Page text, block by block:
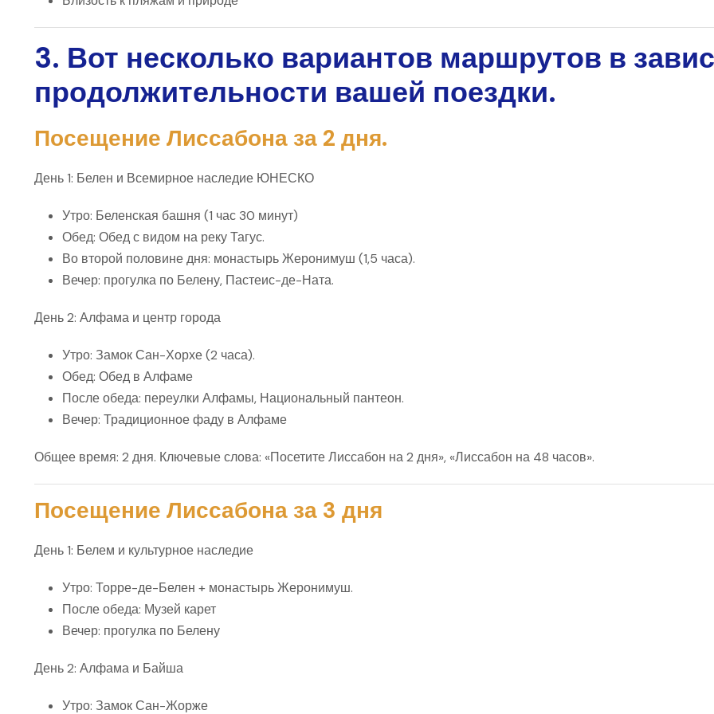
3. Вот несколько вариантов маршрутов в
продолжительности вашей поездки.
Посещение Лиссабона за 2 дня.
День 1: Белен и Всемирное наследие ЮНЕСКО
Утро: Беленская башня (1 час 30 минут)
Обед: Обед с видом на реку Тагус.
Во второй половине дня: монастырь Жеронимуш (1,5 часа).
Вечер: прогулка по Белену, Пастеис-де-Ната.
День 2: Алфама и центр города
Утро: Замок Сан-Хорхе(2 часа).
Обед: Обед в Алфаме
После обеда: переулки Алфамы, Национальный пантеон.
Вечер: Традиционное фаду в Алфаме
Общее время: 2 дня. Ключевые слова: «Посетите Лиссабон на 2 дня», «Лиссабон на 48 часов».
Посещение Лиссабона за 3 дня
День 1: Белем и культурное наследие
Утро: Торре-де-Белен + монастырь Жеронимуш.
После обеда: Музей карет
Вечер: прогулка по Белену
День 2: Алфама и Байша
Утро: Замок Сан-Жорже